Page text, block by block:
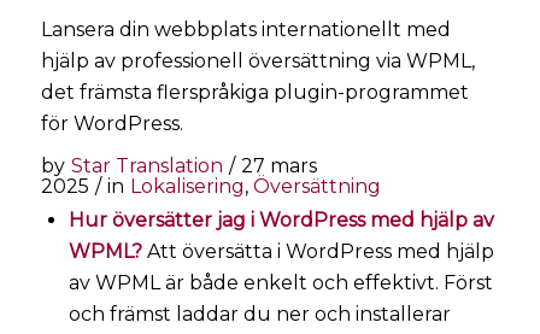
Lansera din webbplats internationellt med
hjälp av professionell översättning via WPML,
det främsta flerspråkiga plugin-programmet
för WordPress.
by Star Translation / 27 mars
2025 / in Lokalisering, Översättning
Hur översätter jag i WordPress med hjälp av
WPML? Att översätta i WordPress med hjälp
av WPML är både enkelt och effektivt. Först
och främst laddar du ner och installerar